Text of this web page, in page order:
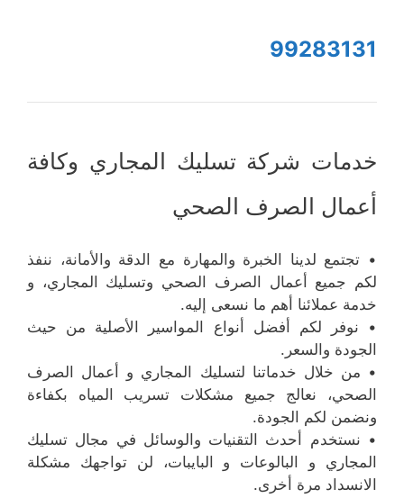
99283131
خدمات شركة تسليك المجاري وكافة
أعمال الصرف الصحي
• تجتمع لدينا الخبرة والمهارة مع الدقة والأمانة، ننفذ
لكم جميع أعمال الصرف الصحي وتسليك المجاري، و
خدمة عملائنا أهم ما نسعى إليه.
• نوفر لكم أفضل أنواع المواسير الأصلية من حيث
الجودة والسعر.
• من خلال خدماتنا لتسليك المجاري و أعمال الصرف
الصحي، نعالج جميع مشكلات تسريب المياه بكفاءة
ونضمن لكم الجودة.
• نستخدم أحدث التقنيات والوسائل في مجال تسليك
المجاري و البالوعات و البايبات، لن تواجهك مشكلة
الانسداد مرة أخرى.